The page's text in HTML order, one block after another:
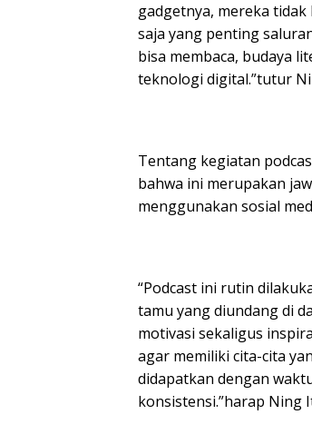
gadgetnya, mereka
saja yang penting
bisa membaca, budaya
teknologi digital.”tutur
Tentang kegiatan
bahwa ini merupakan
menggunakan sosial
“Podcast ini rutin
tamu yang diundang di
motivasi sekaligus
agar memiliki cita-cita
didapatkan dengan
konsistensi.”harap Ning